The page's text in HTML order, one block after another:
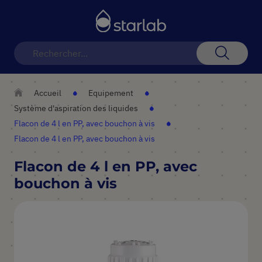
Accueil
Equipement
Système d'aspiration des liquides
Flacon de 4 l en PP, avec bouchon à vis
Flacon de 4 l en PP, avec bouchon à vis
Flacon de 4 l en PP, avec
bouchon à vis